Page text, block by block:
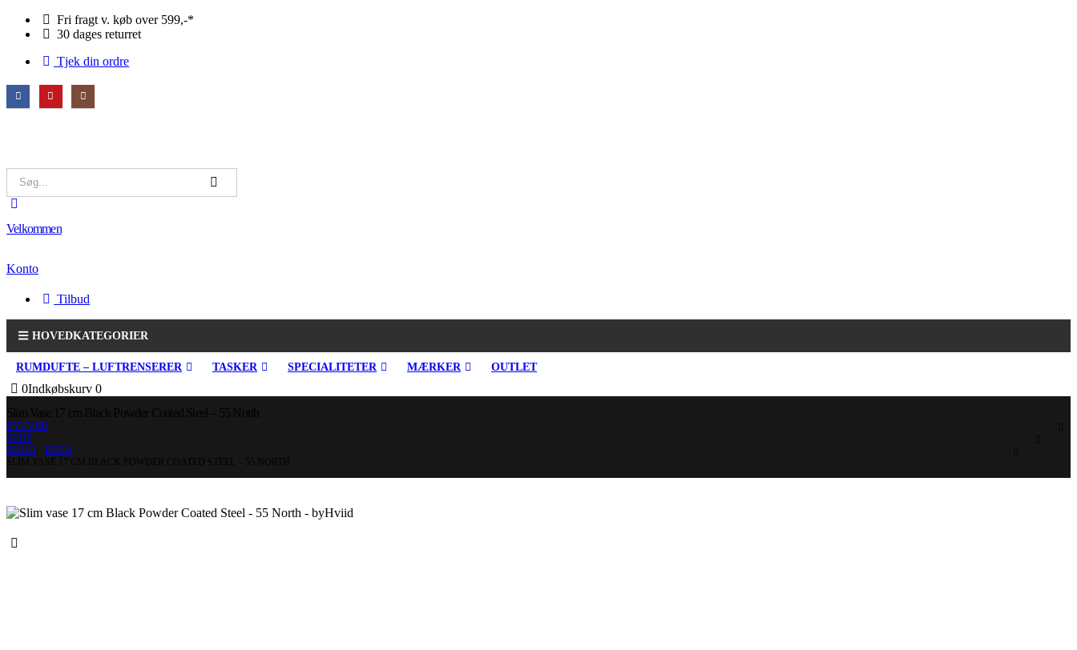
Fri fragt v. køb over 599,-*
30 dages returret
Tjek din ordre
Velkommen
Konto
Tilbud
HOVEDKATEGORIER
RUMDUFTE – LUFTRENSERER TASKER SPECIALITETER MÆRKER OUTLET
0Indkøbskurv0
BYHVIID
SHOP
BOLIG
DEKO